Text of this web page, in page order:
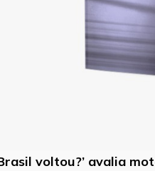
voltou?’ avalia